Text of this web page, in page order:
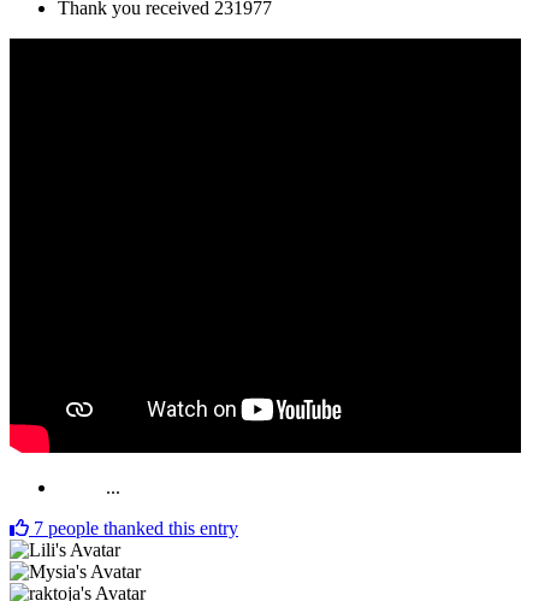
Thank you received 231977
...
7 people thanked this entry